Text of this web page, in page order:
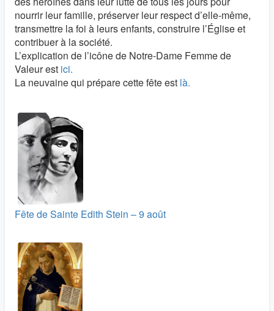
nourrir leur famille, préserver leur respect d’elle-même,
transmettre la foi à leurs enfants, construire l’Église et
contribuer à la société.
L’explication de l’icône de Notre-Dame Femme de
Valeur est ici.
La neuvaine qui prépare cette fête est là.
Fête de Sainte Edith Stein – 9 août